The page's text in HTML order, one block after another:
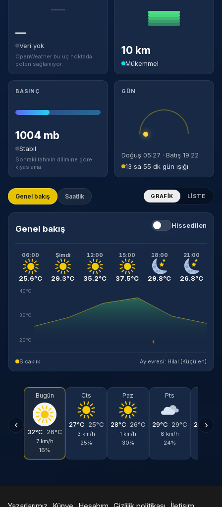
—
—
Veri yok
OpenWeather bu uç noktada
polen sağlamıyor.
10 km
Mükemmel
BASINÇ
1004 mb
Stabil
Sonraki tahmin dilimine göre
kıyaslama.
GÜN
Doğuş 05:27 · Batış 19:22
13 sa 55 dk gün ışığı
Genel bakış Saatlik GRAFIK LISTE
Genel bakış Hissedilen
06:00
25.6°C
Şimdi
29.3°C
12:00
35.2°C
15:00
37.5°C
18:00
29.8°C
21:00
26.8°C
40°C
30°C
20°C ☀
Sıcaklık Ay evresi: Hilal (Küçülen)
‹
Bugün
32°C 26°C
7 km/h
16%
Cts
27°C 25°C
3 km/h
25%
Paz
28°C 26°C
1 km/h
30%
Pts
29°C 29°C
8 km/h
24%
27°C
›